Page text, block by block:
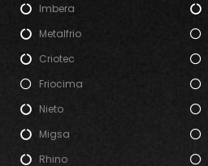
Imbera
Metalfrio
Criotec
Friocima
Nieto
Migsa
Rhino